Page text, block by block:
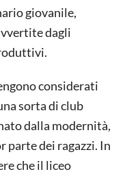
giovanile,
dagli
considerati
sorta di club
dalla modernità,
parte dei ragazzi. In
che il liceo